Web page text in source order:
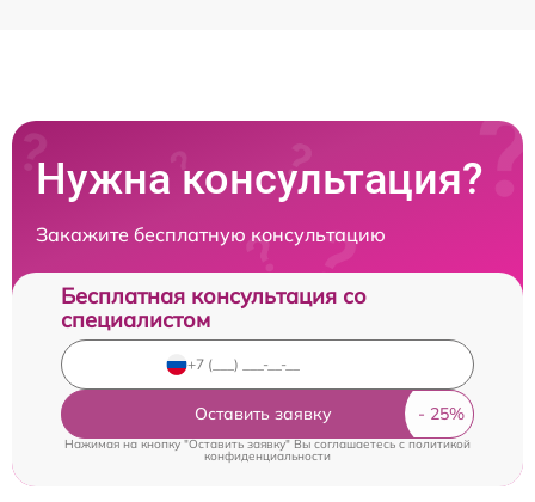
Нужна консультация?
Закажите бесплатную консультацию
Бесплатная консультация со
специалистом
Оставить заявку
Нажимая на кнопку "Оставить заявку" Вы соглашаетесь cполитикой
конфиденциальности